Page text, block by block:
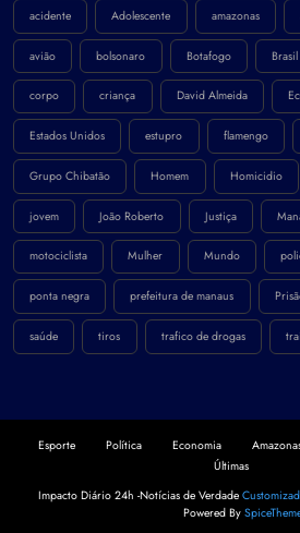
acidente Adolescente amazonas
avião bolsonaro Botafogo Brasil
corpo criança David Almeida
Estados Unidos estupro flamengo
Grupo Chibatão Homem Homicidio
jovem João Roberto Justiça
motociclista Mulher Mundo
ponta negra prefeitura de manaus
saúde tiros trafico de drogas
Esporte Política Economia
Últimas
Impacto Diário 24h -Notícias de Verdade
Powered By